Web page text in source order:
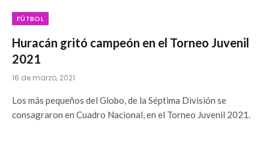
FÚTBOL
Huracán gritó campeón en el Torneo Juvenil
2021
16 de marzo, 2021
Los más pequeños del Globo, de la Séptima División se
consagraron en Cuadro Nacional, en el Torneo Juvenil 2021.